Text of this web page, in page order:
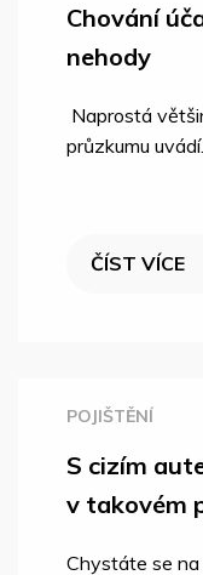
Chování
nehody
Naprostá
průzkumu
ČÍST VÍCE
POJIŠTĚNÍ
S cizím
v takovém
Chystáte se na